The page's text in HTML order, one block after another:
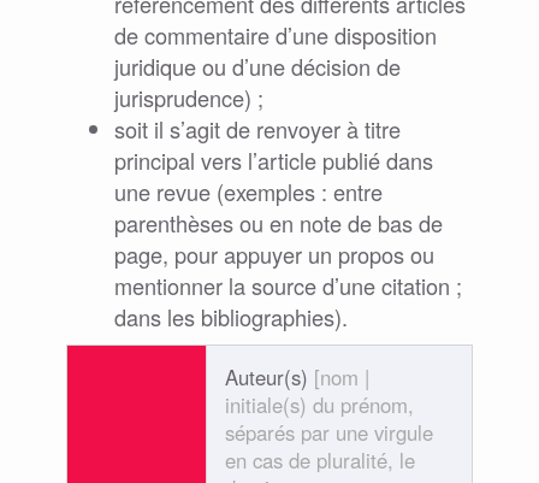
de commentaire d’une disposition
juridique ou d’une décision de
jurisprudence) ;
soit il s’agit de renvoyer à titre
principal vers l’article publié dans
une revue (exemples : entre
parenthèses ou en note de bas de
page, pour appuyer un propos ou
mentionner la source d’une citation ;
dans les bibliographies).
Auteur(s) [nom |
initiale(s) du prénom,
séparés par une virgule
en cas de pluralité, le